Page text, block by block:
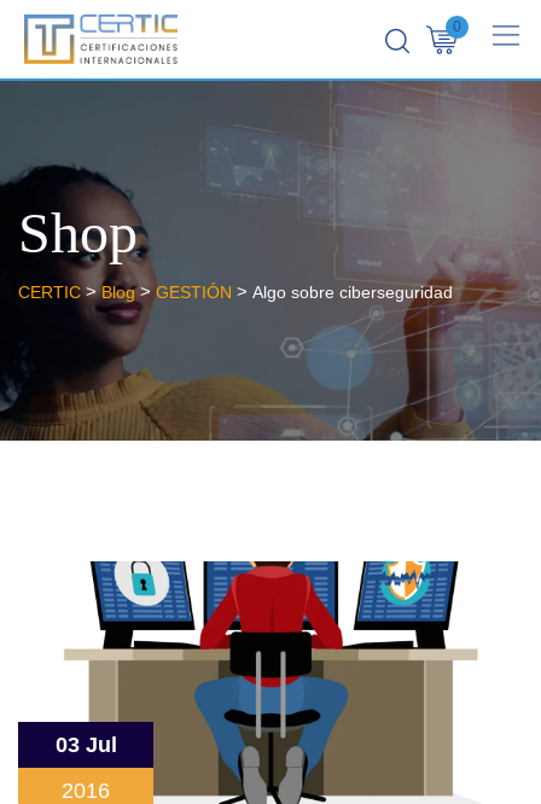
0
Shop
CERTIC>Blog> GESTIÓN > Algo sobre ciberseguridad
03 Jul
2016